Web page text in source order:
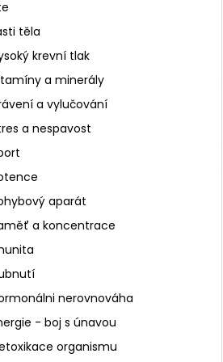
těla
krevní tlak
a minerály
a vylučování
a nespavost
aparát
a koncentrace
nerovnováha
- boj s únavou
organismu